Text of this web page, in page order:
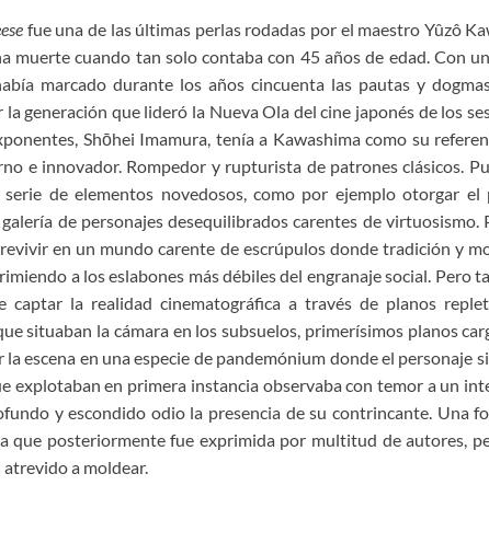
n
e
a
m
e
n
t
e
r
e
s
t
fue una de las últimas perlas rodadas por el maestro Yûzô
muerte cuando tan solo contaba con 45 años de edad. Con
marcado durante los años cincuenta las pautas y
la generación que lideró la Nueva Ola del cine japonés de los
Shōhei Imamura, tenía a Kawashima como su
e innovador. Rompedor y rupturista de patrones clásicos.
de elementos novedosos, como por ejemplo otorgar el
de personajes desequilibrados carentes de virtuosismo.
en un mundo carente de escrúpulos donde tradición y
a los eslabones más débiles del engranaje social. Pero
captar la realidad cinematográfica a través de planos
situaban la cámara en los subsuelos, primerísimos planos
escena en una especie de pandemónium donde el personaje
explotaban en primera instancia observaba con temor a un
y escondido odio la presencia de su contrincante. Una
que posteriormente fue exprimida por multitud de autores,
atrevido a moldear.